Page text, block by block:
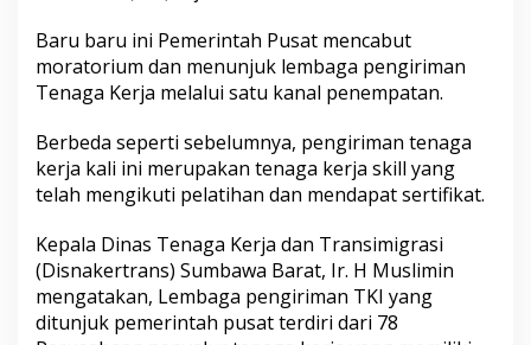
Baru baru ini Pemerintah Pusat mencabut
moratorium dan menunjuk lembaga pengiriman
Tenaga Kerja melalui satu kanal penempatan.
Berbeda seperti sebelumnya, pengiriman tenaga
kerja kali ini merupakan tenaga kerja skill yang
telah mengikuti pelatihan dan mendapat sertifikat.
Kepala Dinas Tenaga Kerja dan Transimigrasi
(Disnakertrans) Sumbawa Barat, Ir. H Muslimin
mengatakan, Lembaga pengiriman TKI yang
ditunjuk pemerintah pusat terdiri dari 78